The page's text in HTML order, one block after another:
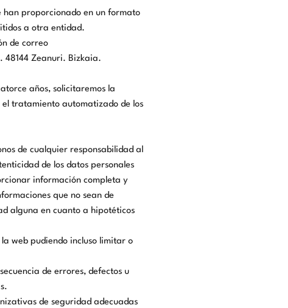
han proporcionado en un formato
a otra entidad.
de correo
48144 Zeanuri. Bizkaia.
años, solicitaremos la
tratamiento automatizado de los
de cualquier responsabilidad al
de los datos personales
información completa y
que no sean de
alguna en cuanto a hipotéticos
web pudiendo incluso limitar o
de errores, defectos u
de seguridad adecuadas